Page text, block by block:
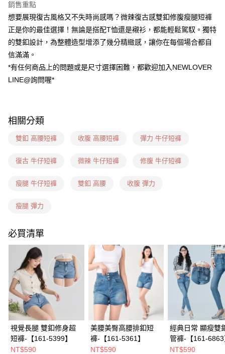
運送方式
貨到付款
每筆NT$60，滿NT$999(含以上)免運費
全家(信用卡、多元支付)
7-11(信用卡、多元支付)
每筆NT$60，滿NT$1,599(含以上)免運費
7-11隔日到貨(信用卡、多元支付)
新竹物流(信用卡、多元支付)
每筆NT$100，滿NT$1,899(含以上)免運費
每筆NT$100，滿NT$1,899(含以上)免運費
銷售重點
想要展現復古風格又不失時尚感嗎？微辣復古感雙釦修腹瘦腿短褲
正是你的最佳選擇！無論是搭配T恤還是襯衫，都能輕鬆駕馭。獨特
的雙釦設計，為整體造型增添了幾分精緻感，讓你在每個場合都自
信滿滿。
*有任何商品上的問題或是尺寸選擇困難，都歡迎加入NEWLOVER
LINE@詢問喔*
相關分類
雙釦 高腰短褲 收腹 高腰短褲 彈力 牛仔短褲
復古 牛仔短褲 微辣 牛仔短褲 修腹 牛仔短褲
瘦腿 牛仔短褲 雙釦 高腰 收腹 彈力
瘦腿 彈力
必買清單
視覺長腿 雙釦修身超
短褲-【161-5399】
NT$590
美腰美臀高腰排釦短
褲-【161-5361】
NT$590
經典日常 顯瘦雙
管褲-【161-
NT$590